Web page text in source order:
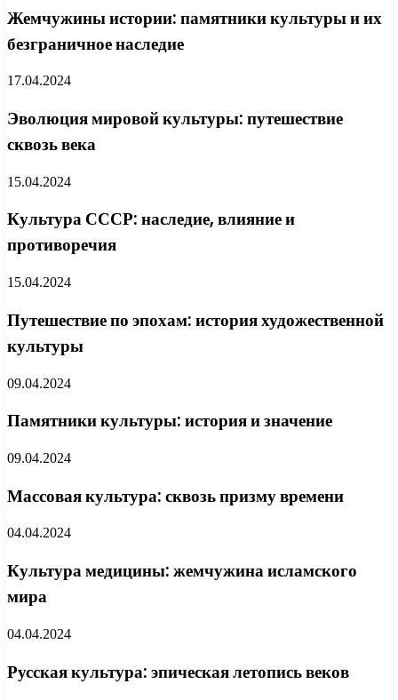
Жемчужины истории: памятники культуры и их
безграничное наследие
17.04.2024
Эволюция мировой культуры: путешествие
сквозь века
15.04.2024
Культура СССР: наследие, влияние и
противоречия
15.04.2024
Путешествие по эпохам: история художественной
культуры
09.04.2024
Памятники культуры: история и значение
09.04.2024
Массовая культура: сквозь призму времени
04.04.2024
Культура медицины: жемчужина исламского
мира
04.04.2024
Русская культура: эпическая летопись веков